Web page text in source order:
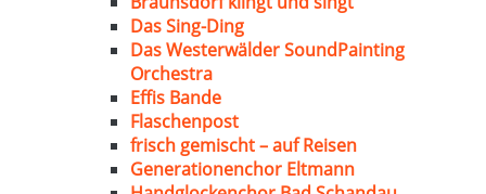
Das Sing-Ding
Das Westerwälder SoundPainting
Orchestra
Effis Bande
Flaschenpost
frisch gemischt – auf Reisen
Generationenchor Eltmann